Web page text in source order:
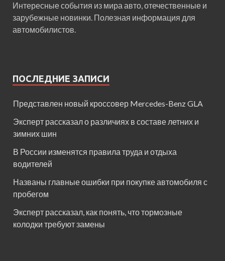
Интересные события из мира авто, отечественные и
зарубежные новинки. Полезная информация для
автомобилистов.
ПОСЛЕДНИЕ ЗАПИСИ
Представлен новый кроссовер Mercedes-Benz GLA
Эксперт рассказал о различиях в составе летних и
зимних шин
В России изменятся правила труда и отдыха
водителей
Названы главные ошибки при покупке автомобиля с
пробегом
Эксперт рассказал, как понять, что тормозные
колодки требуют замены